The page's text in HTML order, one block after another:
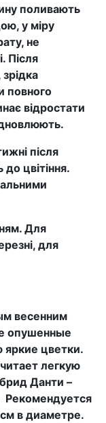
у поливають
у міру
не
Після
повного
відростати
після
цвітіння.
Для
для
весенним
опушенные
яркие цветки.
легкую
Данти –
Рекомендуется
в диаметре.